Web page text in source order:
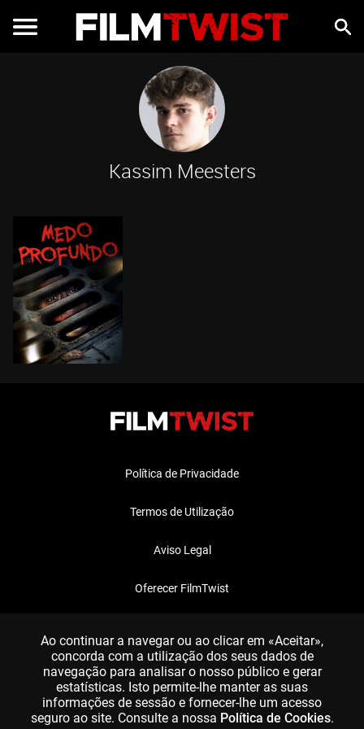
Kassim Meesters
Política de Privacidade
Termos de Utilização
Aviso Legal
Oferecer FilmTwist
Ao continuar a navegar ou ao clicar em «Aceitar»,
concorda com a utilização dos seus dados de
navegação para analisar o nosso público e gerar
estatísticas. Isto permite-lhe manter as suas
informações de sessão e fornecer-lhe um acesso
seguro ao site. Consulte a nossa Política de Cookies.